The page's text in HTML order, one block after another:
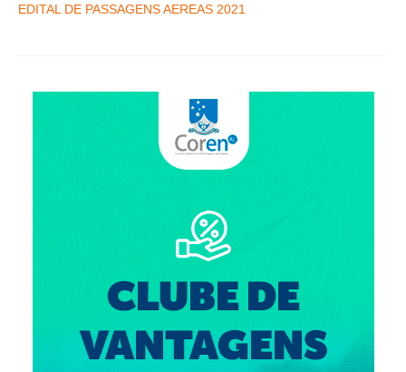
Responsabilidade Técnica
Resoluções
Desagravo Público
EDITAL DE PASSAGENS AEREAS 2021